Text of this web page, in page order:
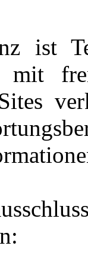
ist
mit